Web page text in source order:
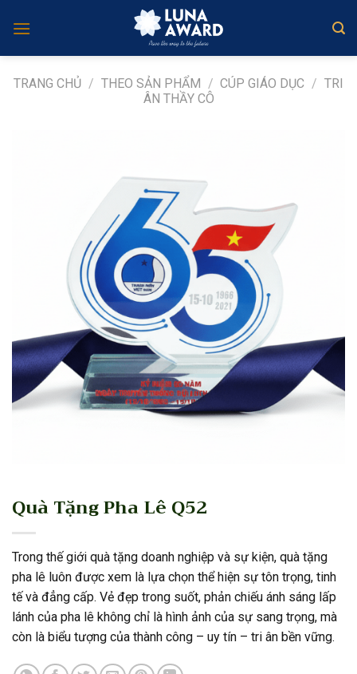
TRANG CHỦ / THEO SẢN PHẨM / CÚP GIÁO DỤC / TRI
ÂN THẦY CÔ
Quà Tặng Pha Lê Q52
Trong thế giới quà tặng doanh nghiệp và sự kiện, quà tặng
pha lê luôn được xem là lựa chọn thể hiện sự tôn trọng, tinh
tế và đẳng cấp. Vẻ đẹp trong suốt, phản chiếu ánh sáng lấp
lánh của pha lê không chỉ là hình ảnh của sự sang trọng, mà
còn là biểu tượng của thành công – uy tín – tri ân bền vững.